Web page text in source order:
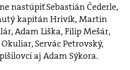
nastúpiť Sebastián Čederle,
kapitán Hrivík, Martin
Adam Liška, Filip Mešár,
Servác Petrovský,
aj Adam Sýkora.